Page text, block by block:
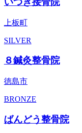
上板町
SILVER
８鍼灸整骨院
徳島市
BRONZE
ばんどう整骨院